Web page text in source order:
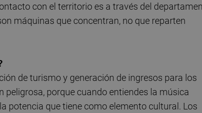
con el territorio es a través del
máquinas que concentran, no que reparten
de turismo y generación de ingresos para los
peligrosa, porque cuando entiendes la música
potencia que tiene como elemento cultural. Los